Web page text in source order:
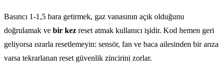
Basıncı 1-1,5 bara getirmek, gaz vanasının açık olduğunu
doğrulamak ve bir kez reset atmak kullanıcı işidir. Kod hemen geri
geliyorsa ısrarla resetlemeyin: sensör, fan ve baca ailesinden bir arıza
varsa tekrarlanan reset güvenlik zincirini zorlar.